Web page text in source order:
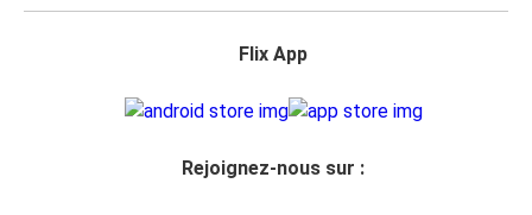
Flix App
Rejoignez-nous sur :